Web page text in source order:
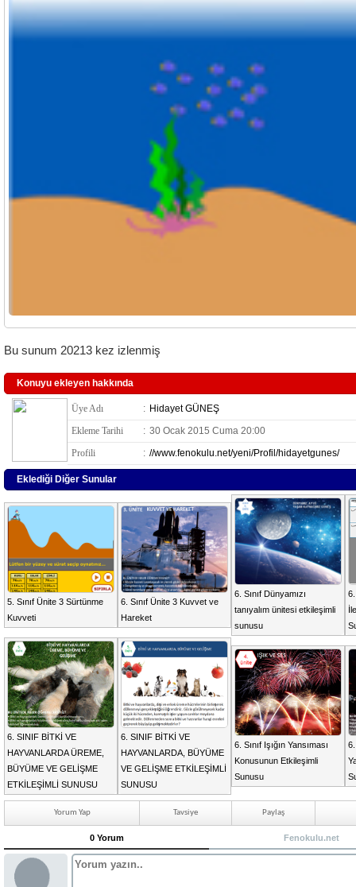
Bu sunum 20213 kez izlenmiş
Konuyu ekleyen hakkında
Üye Adı : Hidayet GÜNEŞ
Ekleme Tarihi
: 30 Ocak 2015 Cuma 20:00
Profili
: //www.fenokulu.net/yeni/Profil/hidayetgunes/
Eklediği Diğer Sunular
5. Sınıf Ünite 3 Sürtünme
Kuvveti
6. Sınıf Ünite 3 Kuvvet ve
Hareket
6. Sınıf Dünyamızı
tanıyalım ünitesi etkileşimli
sunusu
6. SINIF BİTKİ VE
HAYVANLARDA ÜREME,
BÜYÜME VE GELİŞME
ETKİLEŞİMLİ SUNUSU
6. SINIF BİTKİ VE
HAYVANLARDA, BÜYÜME
VE GELİŞME ETKİLEŞİMLİ
SUNUSU
6. Sınıf Işığın Yansıması
Konusunun Etkileşimli
Sunusu
Yorum Yap Tavsiye Paylaş
0 Yorum Fenokulu.net